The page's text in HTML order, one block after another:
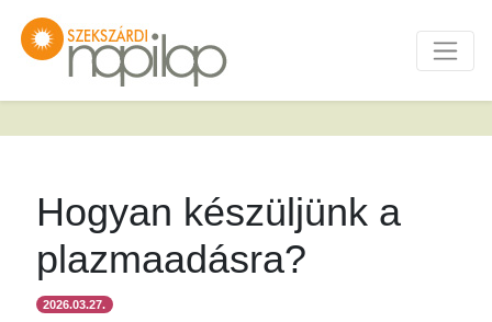
Hogyan készüljünk a
plazmaadásra?
2026.03.27.